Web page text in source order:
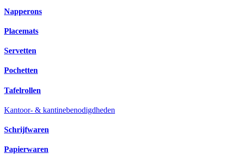
Napperons
Placemats
Servetten
Pochetten
Tafelrollen
Kantoor- & kantinebenodigdheden
Schrijfwaren
Papierwaren